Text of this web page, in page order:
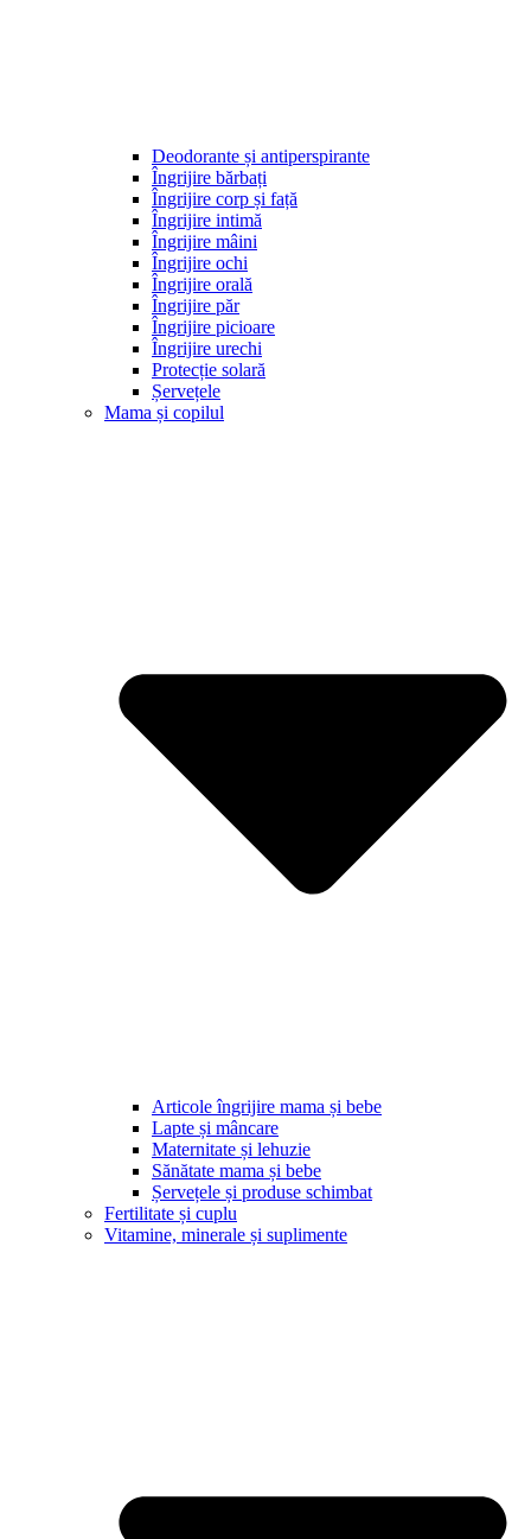
Deodorante și antiperspirante
Îngrijire bărbați
Îngrijire corp și față
Îngrijire intimă
Îngrijire mâini
Îngrijire ochi
Îngrijire orală
Îngrijire păr
Îngrijire picioare
Îngrijire urechi
Protecție solară
Șervețele
Mama și copilul
Articole îngrijire mama și bebe
Lapte și mâncare
Maternitate și lehuzie
Sănătate mama și bebe
Șervețele și produse schimbat
Fertilitate și cuplu
Vitamine, minerale și suplimente